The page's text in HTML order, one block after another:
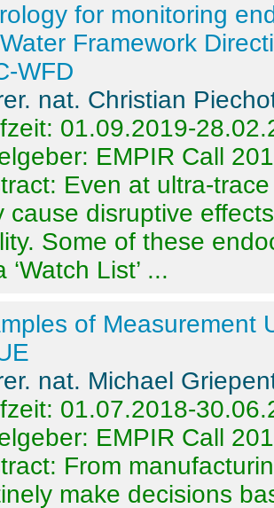
for monitoring
Framework
WFD
nat. Christian
01.09.2019-
EMPIR Call
Even at ultra-
cause disruptive
Some of these
‘Watch List’ ...
of Measurement
nat. Michael
01.07.2018-
EMPIR Call
From
make decisions